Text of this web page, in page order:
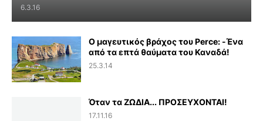
6.3.16
Ο μαγευτικός βράχος του Perce: -Ένα
από τα επτά θαύματα του Καναδά!
25.3.14
Όταν τα ΖΩΔΙΑ... ΠΡΟΣΕΥΧΟΝΤΑΙ!
17.11.16